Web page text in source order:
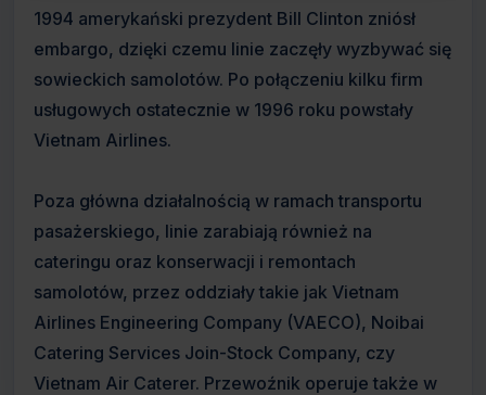
1994 amerykański prezydent Bill Clinton zniósł
embargo, dzięki czemu linie zaczęły wyzbywać się
sowieckich samolotów. Po połączeniu kilku firm
usługowych ostatecznie w 1996 roku powstały
Vietnam Airlines.
Poza główna działalnością w ramach transportu
pasażerskiego, linie zarabiają również na
cateringu oraz konserwacji i remontach
samolotów, przez oddziały takie jak Vietnam
Airlines Engineering Company (VAECO), Noibai
Catering Services Join-Stock Company, czy
Vietnam Air Caterer. Przewoźnik operuje także w